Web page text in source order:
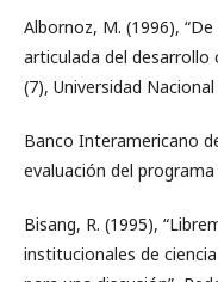
Albornoz, M. (1996), “De
articulada del desarrollo
(7), Universidad
Banco Interamericano
evaluación del
Bisang, R. (1995),
institucionales de